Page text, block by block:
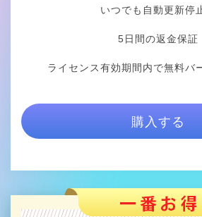
いつでも自動更新停
5日間の返金保証
ライセンス有効期間内で無料バ
購入する